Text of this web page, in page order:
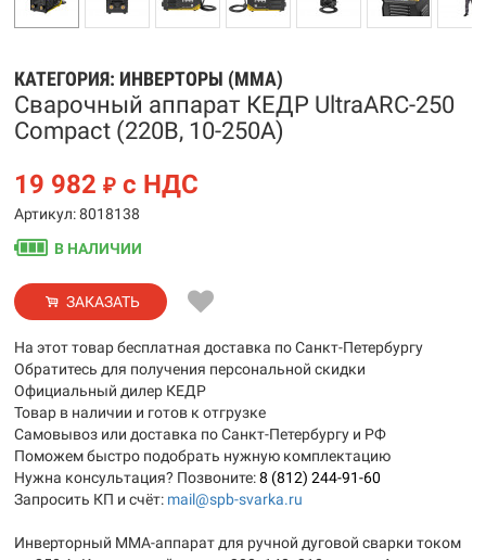
КАТЕГОРИЯ: ИНВЕРТОРЫ (MMA)
Сварочный аппарат КЕДР UltraARC-250
Compact (220В, 10-250А)
19 982 ₽ с НДС
Артикул: 8018138
В НАЛИЧИИ
ЗАКАЗАТЬ
На этот товар бесплатная доставка по Санкт-Петербургу
Обратитесь для получения персональной скидки
Официальный дилер КЕДР
Товар в наличии и готов к отгрузке
Самовывоз или доставка по Санкт-Петербургу и РФ
Поможем быстро подобрать нужную комплектацию
Нужна консультация? Позвоните:8 (812) 244-91-60
Запросить КП и счёт: mail@spb-svarka.ru
Инверторный MMA-аппарат для ручной дуговой сварки током